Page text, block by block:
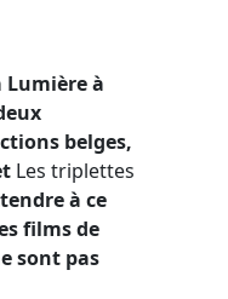
Lumièreà
belges,
Les triplettes
à ce
films de
sont pas